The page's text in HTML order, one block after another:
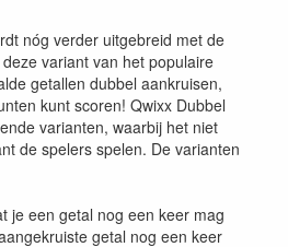
nóg verder uitgebreid met de
variant van het populaire
getallen dubbel aankruisen,
kunt scoren! Qwixx Dubbel
varianten, waarbij het niet
de spelers spelen. De varianten
je een getal nog een keer mag
getal nog een keer